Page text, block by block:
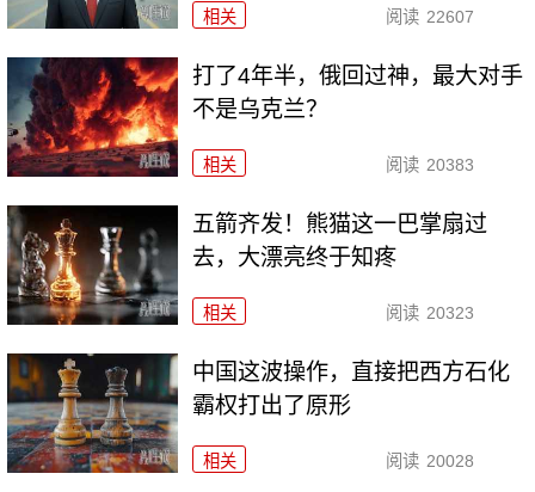
相关 阅读 22607
打了4年半，俄回过神，最大对手
不是乌克兰？
相关 阅读 20383
五箭齐发！熊猫这一巴掌扇过
去，大漂亮终于知疼
相关 阅读 20323
中国这波操作，直接把西方石化
霸权打出了原形
相关 阅读 20028